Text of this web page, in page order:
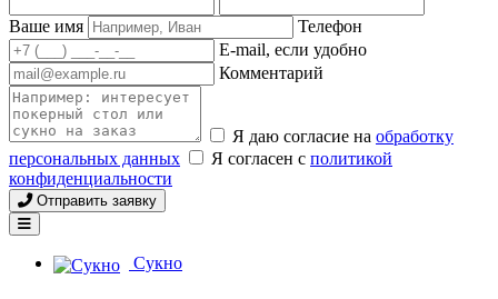
Ваше имя
Телефон
E-mail, если удобно
Комментарий
Я даю согласие на обработку
персональных данных
Я согласен с политикой
конфиденциальности
Отправить заявку
Сукно